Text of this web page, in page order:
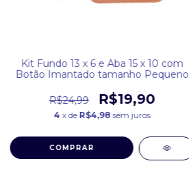
Kit Fundo 13 x 6 e Aba 15 x 10 com
Botão Imantado tamanho Pequeno
R$24,99 R$19,90
4 x de R$4,98 sem juros
COMPRAR